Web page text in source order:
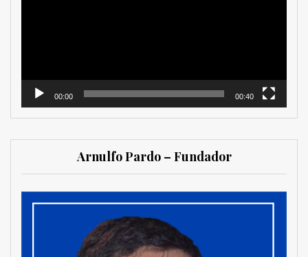
00:00 00:40
Arnulfo Pardo – Fundador